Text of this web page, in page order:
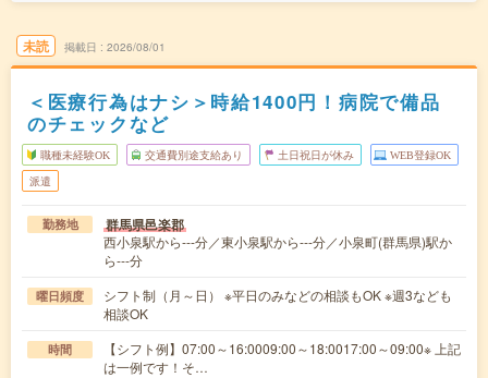
未読 掲載日 2026/08/01
＜医療行為はナシ＞時給1400円！病院で備品
のチェックなど
職種未経験OK 交通費別途支給あり 土日祝日が休み WEB登録OK
派遣
勤務地 群馬県邑楽郡
西小泉駅から---分／東小泉駅から---分／小泉町(群馬県)駅か
ら---分
曜日頻度
シフト制（月～日） ※平日のみなどの相談もOK ※週3なども
相談OK
時間
【シフト例】07:00～16:0009:00～18:0017:00～09:00※ 上記
は一例です！そ…